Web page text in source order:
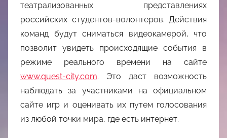
театрализованных представлениях
российских студентов-волонтеров. Действия
команд будут сниматься видеокамерой, что
позволит увидеть происходящие события в
режиме реального времени на сайте
www.quest-city.com. Это даст возможность
наблюдать за участниками на официальном
сайте игр и оценивать их путем голосования
из любой точки мира, где есть интернет.